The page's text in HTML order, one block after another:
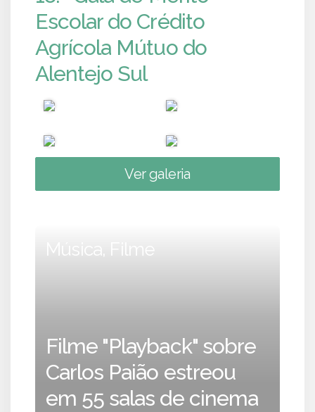
Escolar do Crédito
Agrícola Mútuo do
Alentejo Sul
Ver galeria
Música, Filme
Filme "Playback" sobre
Carlos Paião estreou
em 55 salas de cinema